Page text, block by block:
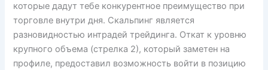
которые дадут тебе конкурентное преимущество при
торговле внутри дня. Скальпинг является
разновидностью интрадей трейдинга. Откат к уровню
крупного объема (стрелка 2), который заметен на
профиле, предоставил возможность войти в позицию